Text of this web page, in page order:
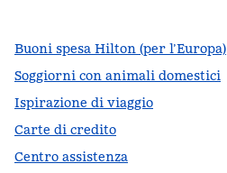
Buoni spesa Hilton (per l’Europa)
Soggiorni con animali domestici
Ispirazione di viaggio
Carte di credito
Centro assistenza